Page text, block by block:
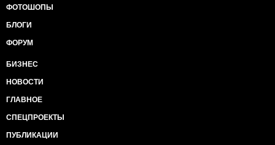
ФОТОШОПЫ
БЛОГИ
ФОРУМ
БИЗНЕС
НОВОСТИ
ГЛАВНОЕ
СПЕЦПРОЕКТЫ
ПУБЛИКАЦИИ